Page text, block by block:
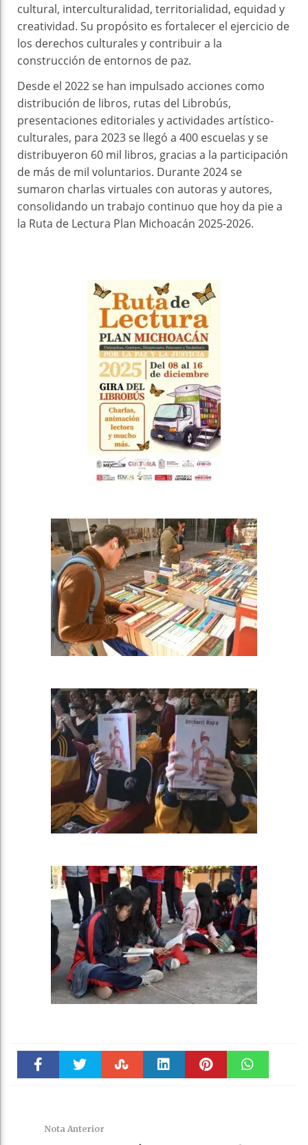
cultural, interculturalidad, territorialidad, equidad y
creatividad. Su propósito es fortalecer el ejercicio de
los derechos culturales y contribuir a la
construcción de entornos de paz.
Desde el 2022 se han impulsado acciones como
distribución de libros, rutas del Librobús,
presentaciones editoriales y actividades artístico-
culturales, para 2023 se llegó a 400 escuelas y se
distribuyeron 60 mil libros, gracias a la participación
de más de mil voluntarios. Durante 2024 se
sumaron charlas virtuales con autoras y autores,
consolidando un trabajo continuo que hoy da pie a
la Ruta de Lectura Plan Michoacán 2025-2026.
Nota Anterior